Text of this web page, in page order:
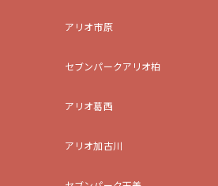
アリオ市原
セブンパークアリオ柏
アリオ葛西
アリオ加古川